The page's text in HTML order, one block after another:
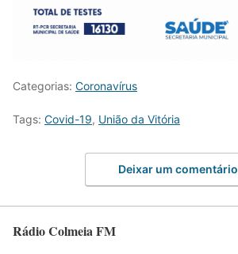
Categorias: Coronavírus
Tags: Covid-19, União da Vitória
Deixar um comentário
Rádio Colmeia FM